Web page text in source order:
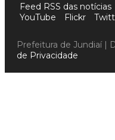
Feed RSS das notícias
YouTube
Flickr
Prefeitura de Jundiaí |
de Privacidade